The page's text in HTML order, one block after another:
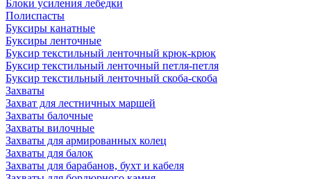
Блоки усиления лебедки
Полиспасты
Буксиры канатные
Буксиры ленточные
Буксир текстильный ленточный крюк-крюк
Буксир текстильный ленточный петля-петля
Буксир текстильный ленточный скоба-скоба
Захваты
Захват для лестничных маршей
Захваты балочные
Захваты вилочные
Захваты для армированных колец
Захваты для балок
Захваты для барабанов, бухт и кабеля